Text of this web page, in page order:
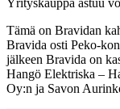
Tämä on Bravidan
Bravida osti Peko-
jälkeen Bravida on
Hangö Elektriska –
Oy:n ja Savon